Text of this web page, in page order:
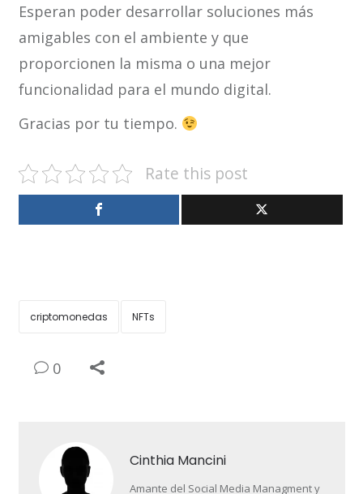
Esperan poder desarrollar soluciones más
amigables con el ambiente y que
proporcionen la misma o una mejor
funcionalidad para el mundo digital.
Gracias por tu tiempo.
Rate this post
criptomonedas NFTs
0
Cinthia Mancini
Amante del Social Media Managment y